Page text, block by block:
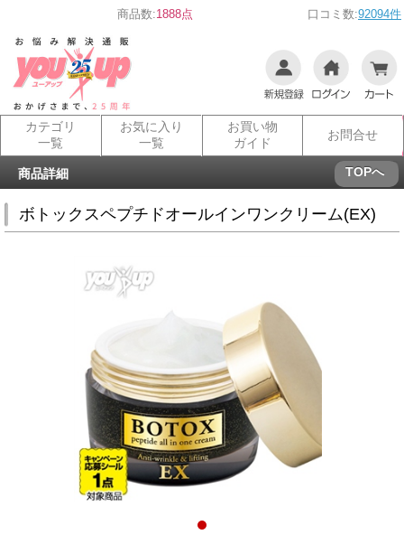
商品数:1888点 口コミ数:92094件
カテゴリ
一覧
お気に入り
一覧
お買い物
ガイド
お問合せ
商品詳細 TOPへ
ボトックスペプチドオールインワンクリーム(EX)